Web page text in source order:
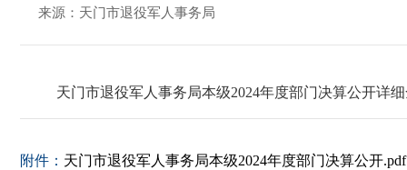
来源：天门市退役军人事务局
天门市退役军人事务局本级2024年度部门决算公开详
附件： 天门市退役军人事务局本级2024年度部门决算公开.pdf